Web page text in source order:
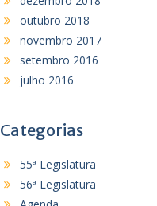
outubro 2018
novembro 2017
setembro 2016
julho 2016
Categorias
55ª Legislatura
56ª Legislatura